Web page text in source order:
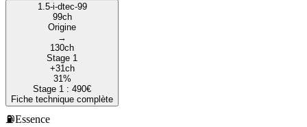
1.5-i-dtec-99
99ch
Origine
→
130ch
Stage 1
+31ch
31%
Stage 1 : 490€
Fiche technique complète
⛽Essence